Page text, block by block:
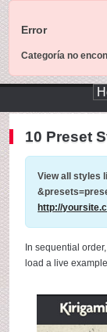
Error
Categoría no
10 Preset
View all styles
http://
In sequential order,
load a live